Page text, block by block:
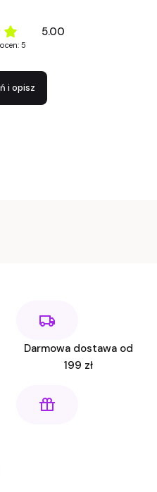
5.00
5
i opisz
Darmowa dostawa od
199 zł